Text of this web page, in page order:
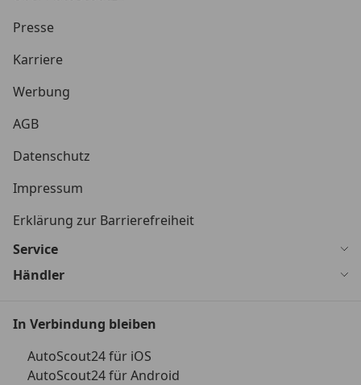
Presse
Karriere
Werbung
AGB
Datenschutz
Impressum
Erklärung zur Barrierefreiheit
Service
Händler
In Verbindung bleiben
AutoScout24 für iOS
AutoScout24 für Android